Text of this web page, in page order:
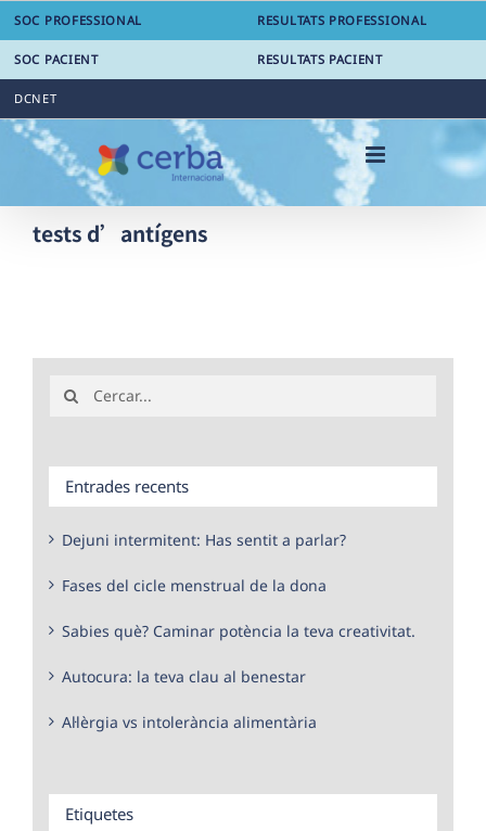
Skip
content
SOC PROFESSIONAL RESULTATS PROFESSIONAL
SOC PACIENT RESULTATS PACIENT
DCNET
tests d’antígens
for:
Entrades recents
Dejuni intermitent: Has sentit a parlar?
Fases del cicle menstrual de la dona
Sabies què? Caminar potència la teva creativitat.
Autocura: la teva clau al benestar
Al·lèrgia vs intolerància alimentària
Etiquetes